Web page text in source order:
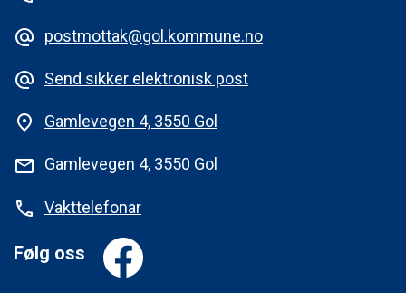
alternate_email postmottak@gol.kommune.no
alternate_email Send sikker elektronisk post
place Gamlevegen 4, 3550 Gol
mail Gamlevegen 4, 3550 Gol
phone Vakttelefonar
Følg oss